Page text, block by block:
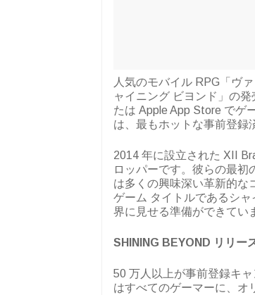
人気のモバイル RPG「ヴ
ャイニング ビヨンド」の
たは Apple App Store でゲ
は、最もホットな事前登録
2014 年に設立された XII
ロッパーです。彼らの最初
は多くの興味深い革新的な
ゲーム タイトルであるシ
界に見せる準備ができてい
SHINING BEYOND リリー
50 万人以上が事前登録キ
はすべてのゲーマーに、オ